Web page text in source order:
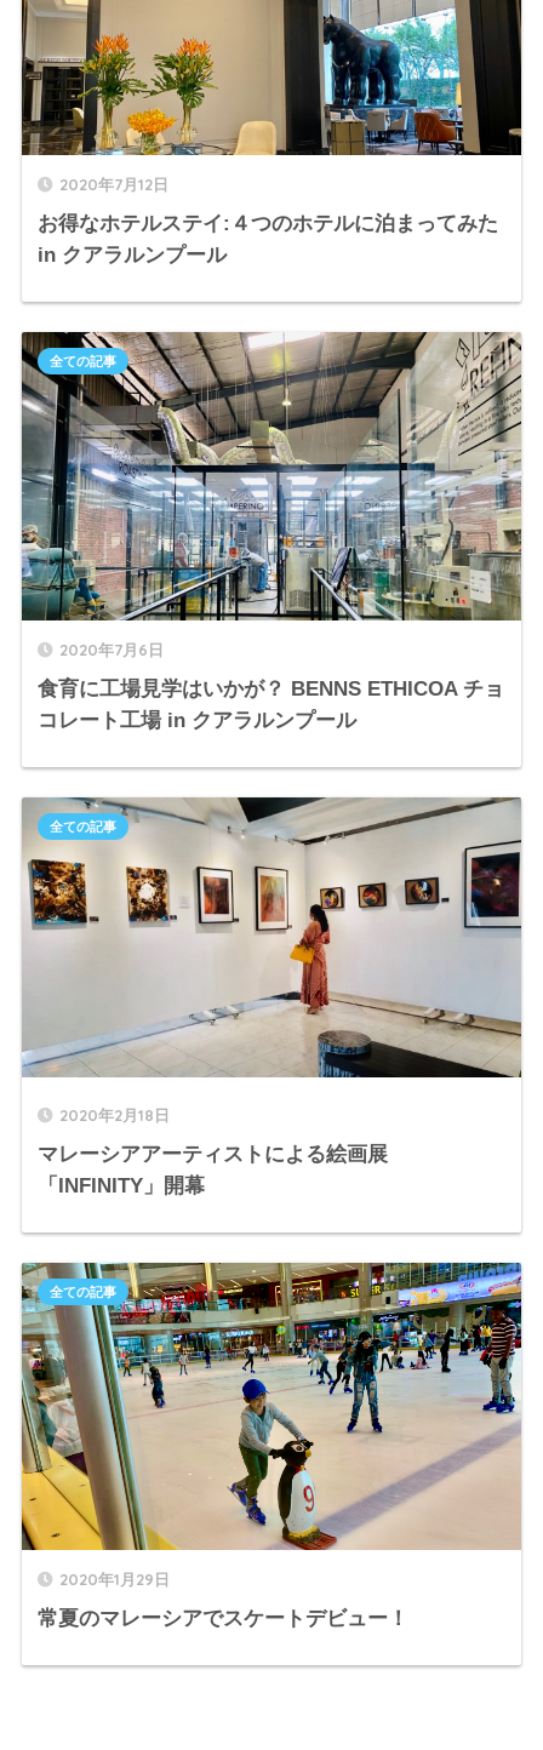
2020年7月12日
お得なホテルステイ:４つのホテルに泊まってみた
in クアラルンプール
2020年7月6日
食育に工場見学はいかが？ BENNS ETHICOA チョ
コレート工場 in クアラルンプール
全ての記事
2020年2月18日
マレーシアアーティストによる絵画展
「INFINITY」開幕
全ての記事
2020年1月29日
常夏のマレーシアでスケートデビュー！
全ての記事